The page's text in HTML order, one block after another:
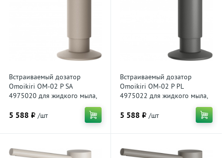
Встраиваемый дозатор
Omoikiri OM-02 P SA
4975020 для жидкого мыла,
5 588 ₽ /шт
Встраиваемый дозатор
Omoikiri OM-02 P PL
4975022 для жидкого мыла,
5 588 ₽ /шт